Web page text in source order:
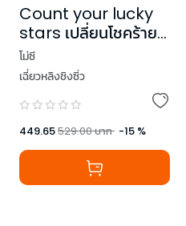
Count your lucky
stars เปลี่ยนโชคร้าย
ให้กลายเป็นรัก เล่ม 1-2
(2 เล่มจบ)
โม่ซี
เฉี่ยวหลิงชิงซิ่ว
449.65529.00บาท -15 %